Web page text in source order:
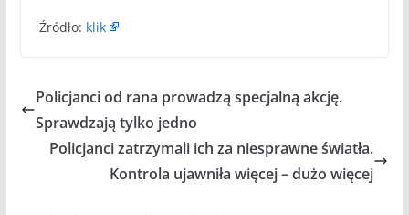
Źródło: klik
Policjanci od rana prowadzą specjalną akcję.
Sprawdzają tylko jedno
Policjanci zatrzymali ich za niesprawne światła.
Kontrola ujawniła więcej – dużo więcej